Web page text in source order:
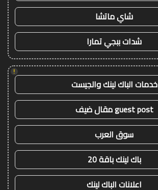
شاي ماتشا
شدات ببجي تمارا
!
خدمات الباك لينك والجيست
guest post مقال ضيف
سوق العرب
باك لينك باقة 20
اعلانات الباك لينك